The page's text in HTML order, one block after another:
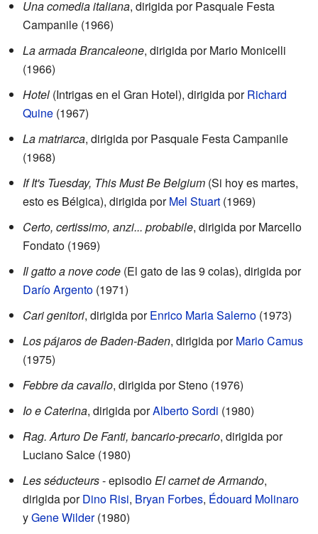
Una comedia italiana, dirigida por Pasquale Festa
Campanile (1966)
La armada Brancaleone, dirigida por Mario Monicelli
(1966)
Hotel (Intrigas en el Gran Hotel), dirigida porRichard
Quine (1967)
La matriarca, dirigida por Pasquale Festa Campanile
(1968)
If It's Tuesday, This Must Be Belgium (Si hoy es martes,
esto es Bélgica), dirigida porMel Stuart (1969)
Certo, certissimo, anzi... probabile, dirigida por Marcello
Fondato (1969)
Il gatto a nove code (El gato de las 9 colas), dirigida por
Darío Argento (1971)
Cari genitori, dirigida porEnrico Maria Salerno (1973)
Los pájaros de Baden-Baden, dirigida porMario Camus
(1975)
Febbre da cavallo, dirigida por Steno (1976)
Io e Caterina, dirigida porAlberto Sordi (1980)
Rag. Arturo De Fanti, bancario-precario, dirigida por
Luciano Salce (1980)
Les séducteurs- episodioEl carnet de Armando,
dirigida porDino Risi, Bryan Forbes, Édouard Molinaro
yGene Wilder(1980)